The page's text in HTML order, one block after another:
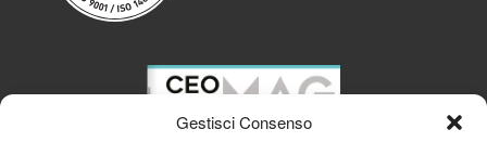
Gestisci Consenso